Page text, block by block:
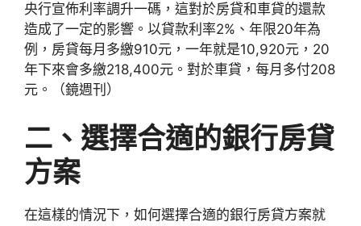
央行宣佈利率調升一碼，這對於房貸和車貸的還款
造成了一定的影響。以貸款利率2%、年限20年為
例，房貸每月多繳910元，一年就是10,920元，20
年下來會多繳218,400元。對於車貸，每月多付208
元。（鏡週刊）
二、選擇合適的銀行房貸
方案
在這樣的情況下，如何選擇合適的銀行房貸方案就